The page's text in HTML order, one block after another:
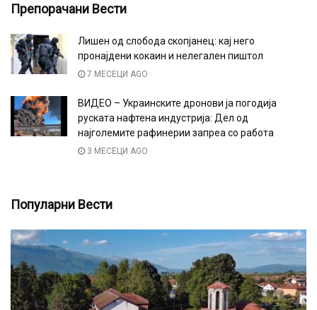
Препорачани Вести
Лишен од слобода скопјанец: кај него
пронајдени кокаин и нелегален пиштол
7 МЕСЕЦИ AGO
ВИДЕО – Украинските дронови ја погодија
руската нафтена индустрија: Дел од
најголемите рафинерии запреа со работа
3 МЕСЕЦИ AGO
Популарни Вести